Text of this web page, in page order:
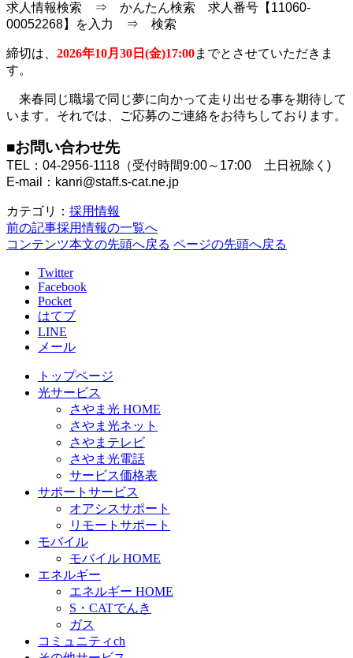
求人情報検索 ⇒ かんたん検索 求人番号【11060-
00052268】を入力 ⇒ 検索
締切は、 2026年10月30日(金)17:00までとさせていただきま
す。
来春同じ職場で同じ夢に向かって走り出せる事を期待して
います。 それでは、ご応募のご連絡をお待ちしております。
■お問い合わせ先
TEL：04-2956-1118（受付時間9:00～17:00 土日祝除く)
E-mail：kanri@staff.s-cat.ne.jp
カテゴリ： 採用情報
前の記事採用情報の一覧へ
コンテンツ本文の先頭へ戻る ページの先頭へ戻る
Twitter
Facebook
Pocket
はてブ
LINE
メール
トップページ
光サービス
さやま光 HOME
さやま光ネット
さやまテレビ
さやま光電話
サービス価格表
サポートサービス
オアシスサポート
リモートサポート
モバイル
モバイル HOME
エネルギー
エネルギー HOME
S・CATでんき
ガス
コミュニティch